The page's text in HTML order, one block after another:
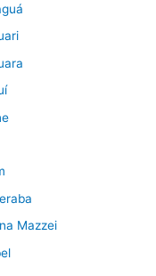
Mazzei